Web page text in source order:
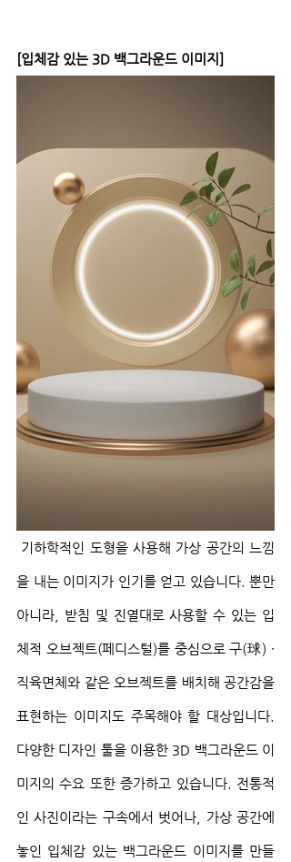
[입체감 있는 3D 백그라운드 이미지]
을 내는 이미지가 인기를 얻고 있습니다. 뿐만
아니라, 받침 및 진열대로 사용할 수 있는 입
체적 오브젝트(페디스털)를 중심으로 구(球) ∙
직육면체와 같은 오브젝트를 배치해 공간감을
표현하는 이미지도 주목해야 할 대상입니다.
다양한 디자인 툴을 이용한 3D 백그라운드 이
미지의 수요 또한 증가하고 있습니다. 전통적
인 사진이라는 구속에서 벗어나, 가상 공간에
놓인 입체감 있는 백그라운드 이미지를 만들